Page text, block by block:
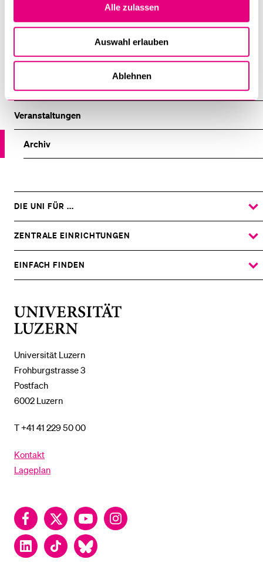
Alle zulassen
Auswahl erlauben
Ablehnen
Veranstaltungen
Archiv
Weiterbildung Recht Professur Aebi-Müller
Universität Luzern
Frohburgstrasse 3
Postfach
6002 Luzern
T +41 41 229 50 00
Kontakt
Lageplan
FacebookTwitter YouTubeInstagram
LinkedInTikTok Bluesky
DIE UNI FÜR ...
ZEIGE
DAS
UNTERMENÜ
ZENTRALE EINRICHTUNGEN
ZEIGE
DAS
UNTERMENÜ
EINFACH FINDEN
ZEIGE
DAS